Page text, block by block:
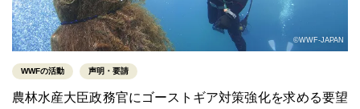
©WWF-JAPAN
WWFの活動 声明・要請
農林水産大臣政務官にゴーストギア対策強化を求める要望